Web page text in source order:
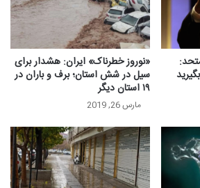
«نوروز خطرناک» ایران: هشدار برای
سیل در شش استان؛ برف و باران در
۱۹ استان دیگر
مارس 26, 2019